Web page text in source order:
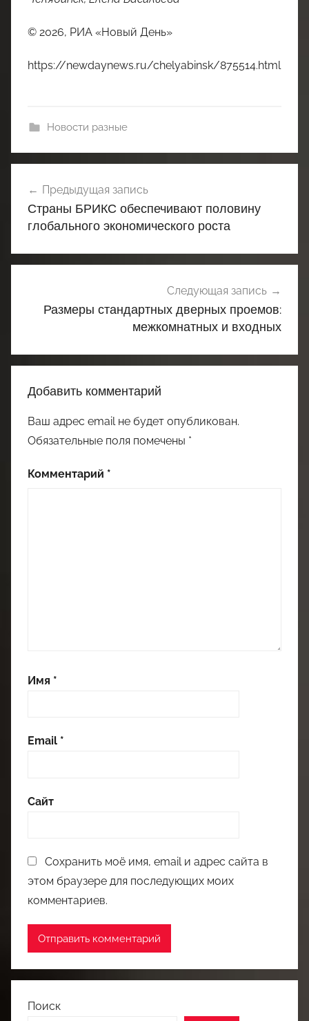
© 2026, РИА «Новый День»
https://newdaynews.ru/chelyabinsk/875514.html
Новости разные
по
записям
Предыдущая запись
Страны БРИКС обеспечивают половину
глобального экономического роста
Следующая запись
Размеры стандартных дверных проемов:
межкомнатных и входных
Добавить комментарий
Ваш адрес email не будет опубликован.
Обязательные поля помечены *
Комментарий *
Имя *
Email *
Сайт
Сохранить моё имя, email и адрес сайта в
этом браузере для последующих моих
комментариев.
Поиск